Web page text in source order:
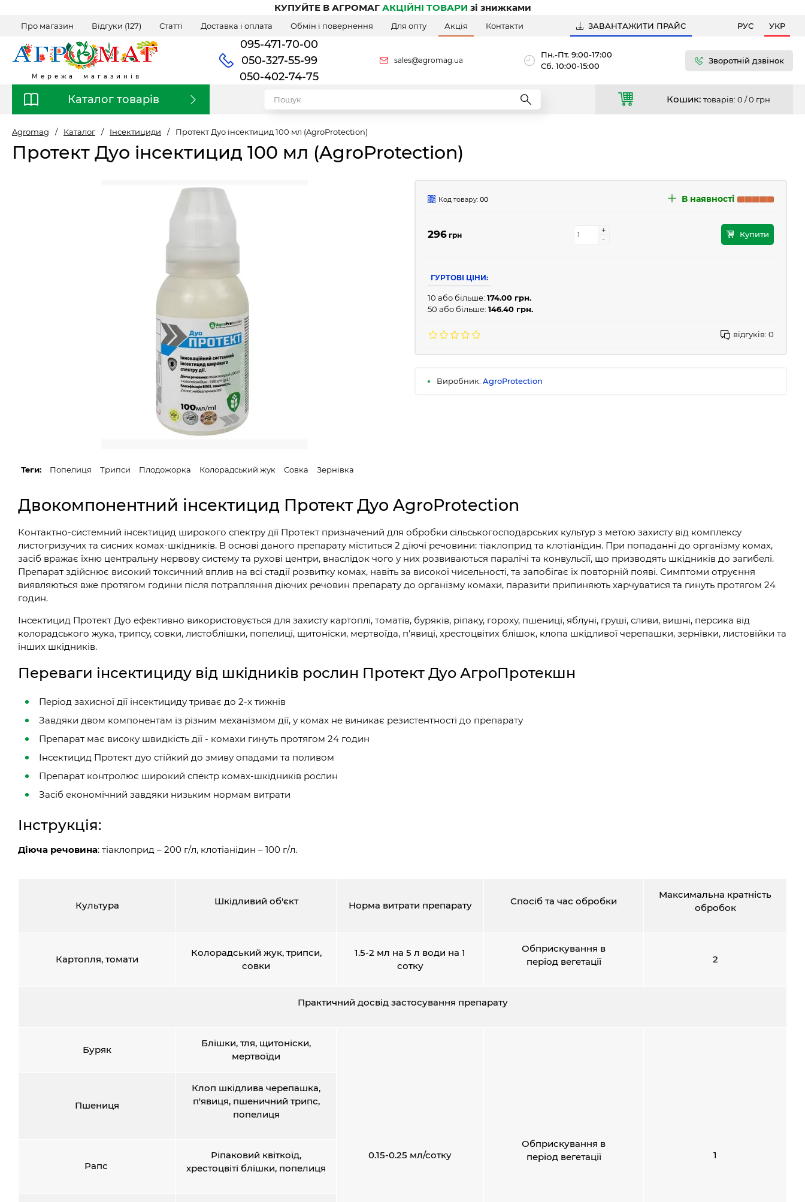
КУПУЙТЕ В АГРОМАГАКЦІЙНІ ТОВАРИ зі знижками
Про магазин Відгуки (127) Статті Доставка і оплата Обмін і повернення Для опту Акція Контакти ЗАВАНТАЖИТИ ПРАЙС РУС УКР
Мережа магазинів
095-471-70-00
050-327-55-99
050-402-74-75
sales@agromag.ua
Пн.-Пт. 9:00-17:00
Сб. 10:00-15:00
Зворотній дзвінок
Каталог товарів Кошик: товарів: 0 /0 грн
Agromag / Каталог / Інсектициди / Протект Дуо інсектицид 100 мл (AgroProtection)
Протект Дуо інсектицид 100 мл (AgroProtection)
Теги: Попелиця Трипси Плодожорка Колорадський жук Совка Зернівка
Код товару: 00 В наявності
296 грн
+
-
+
-
Купити
ГУРТОВІ ЦІНИ:
10 або більше: 174.00 грн.
50 або більше: 146.40 грн.
відгуків: 0
Виробник: AgroProtection
Двокомпонентний інсектицид Протект Дуо AgroProtection
Контактно-системний інсектицид широкого спектру дії Протект призначений для обробки сільськогосподарських культур з метою захисту від комплексу
листогризучих та сисних комах-шкідників. В основі даного препарату міститься 2 діючі речовини: тіаклоприд та клотіанідин. При попаданні до організму комах,
засіб вражає їхню центральну нервову систему та рухові центри, внаслідок чого у них розвиваються паралічі та конвульсії, що призводять шкідників до загибелі.
Препарат здійснює високий токсичний вплив на всі стадії розвитку комах, навіть за високої чисельності, та запобігає їх повторній появі. Симптоми отруєння
виявляються вже протягом години після потрапляння діючих речовин препарату до організму комахи, паразити припиняють харчуватися та гинуть протягом 24
годин.
Інсектицид Протект Дуо ефективно використовується для захисту картоплі, томатів, буряків, ріпаку, гороху, пшениці, яблуні, груші, сливи, вишні, персика від
колорадського жука, трипсу, совки, листоблішки, попелиці, щитоніски, мертвоїда, п'явиці, хрестоцвітих блішок, клопа шкідливої ​​черепашки, зернівки, листовійки та
інших шкідників.
Переваги інсектициду від шкідників рослин Протект Дуо АгроПротекшн
Період захисної дії інсектициду триває до 2-х тижнів
Завдяки двом компонентам із різним механізмом дії, у комах не виникає резистентності до препарату
Препарат має високу швидкість дії - комахи гинуть протягом 24 годин
Інсектицид Протект дуо стійкий до змиву опадами та поливом
Препарат контролює широкий спектр комах-шкідників рослин
Засіб економічний завдяки низьким нормам витрати
Інструкція:
Діюча речовина: тіаклоприд – 200 г/л, клотіанідин – 100 г/л.
Культура Шкідливий об'єкт Норма витрати препарату Спосіб та час обробки
Максимальна кратність
обробок
Картопля, томати
Колорадський жук, трипси,
совки
1.5-2 мл на 5 л води на 1
сотку
Обприскування в
період вегетації
2
Практичний досвід застосування препарату
Буряк
Блішки, тля, щитоніски,
мертвоїди
0.15-0.25 мл/сотку
Обприскування в
період вегетації
1
Пшениця
Клоп шкідлива черепашка,
п'явиця, пшеничний трипс,
попелиця
Рапс
Ріпаковий квіткоїд,
хрестоцвіті блішки, попелиця